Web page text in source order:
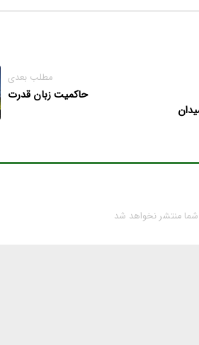
مطلب بعدی
حاکمیت زبان قدرت
منتشر نخواهد شد